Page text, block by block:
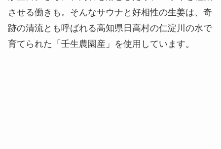
させる働きも。そんなサウナと好相性の生姜は、奇
跡の清流とも呼ばれる高知県日高村の仁淀川の水で
育てられた「壬生農園産」を使用しています。